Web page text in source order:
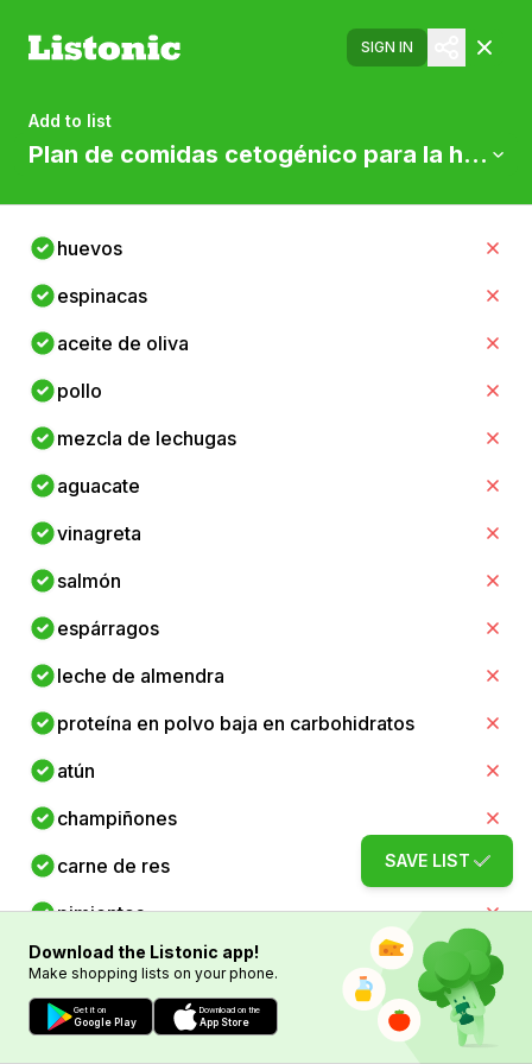
SIGN IN
Add to list
Plan de comidas cetogénico para la
huevos
espinacas
aceite de oliva
pollo
mezcla de lechugas
aguacate
vinagreta
salmón
espárragos
leche de almendra
proteína en polvo baja en carbohidratos
atún
champiñones
carne de res
pimientos
calabacín
aceite de coco
SAVE LIST
Download the Listonic app!
Make shopping lists on your phone.
Get it on
Google Play
Download on the
App Store